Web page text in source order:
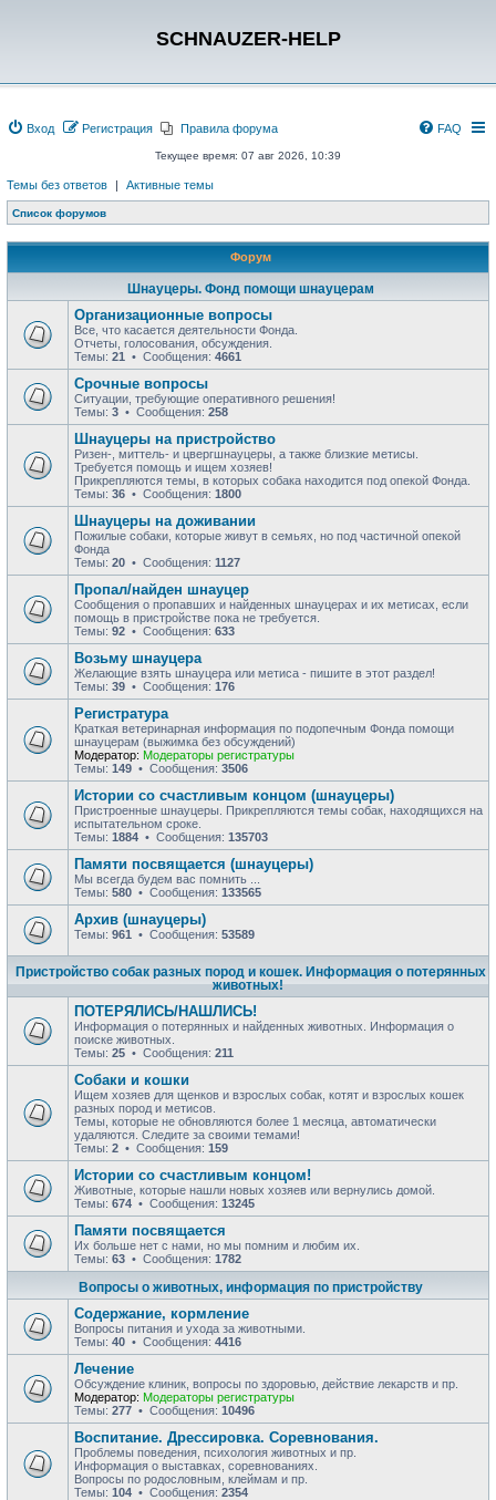
SCHNAUZER-HELP
Вход Регистрация Правила форума FAQ
Текущее время: 07 авг 2026, 10:39
Темы без ответов | Активные темы
Список форумов
Форум
Шнауцеры. Фонд помощи шнауцерам
Организационные вопросы
Все, что касается деятельности Фонда.
Отчеты, голосования, обсуждения.
Темы: 21 • Сообщения: 4661
Срочные вопросы
Ситуации, требующие оперативного решения!
Темы: 3 • Сообщения: 258
Шнауцеры на пристройство
Ризен-, миттель- и цвергшнауцеры, а также близкие метисы.
Требуется помощь и ищем хозяев!
Прикрепляются темы, в которых собака находится под опекой Фонда.
Темы: 36 • Сообщения: 1800
Шнауцеры на доживании
Пожилые собаки, которые живут в семьях, но под частичной опекой
Фонда
Темы: 20 • Сообщения: 1127
Пропал/найден шнауцер
Сообщения о пропавших и найденных шнауцерах и их метисах, если
помощь в пристройстве пока не требуется.
Темы: 92 • Сообщения: 633
Возьму шнауцера
Желающие взять шнауцера или метиса - пишите в этот раздел!
Темы: 39 • Сообщения: 176
Регистратура
Краткая ветеринарная информация по подопечным Фонда помощи
шнауцерам (выжимка без обсуждений)
Модератор: Модераторы регистратуры
Темы: 149 • Сообщения: 3506
Истории со счастливым концом (шнауцеры)
Пристроенные шнауцеры. Прикрепляются темы собак, находящихся на
испытательном сроке.
Темы: 1884 • Сообщения: 135703
Памяти посвящается (шнауцеры)
Мы всегда будем вас помнить ...
Темы: 580 • Сообщения: 133565
Архив (шнауцеры)
Темы: 961 • Сообщения: 53589
Пристройство собак разных пород и кошек. Информация о потерянных
животных!
ПОТЕРЯЛИСЬ/НАШЛИСЬ!
Информация о потерянных и найденных животных. Информация о
поиске животных.
Темы: 25 • Сообщения: 211
Собаки и кошки
Ищем хозяев для щенков и взрослых собак, котят и взрослых кошек
разных пород и метисов.
Темы, которые не обновляются более 1 месяца, автоматически
удаляются. Следите за своими темами!
Темы: 2 • Сообщения: 159
Истории со счастливым концом!
Животные, которые нашли новых хозяев или вернулись домой.
Темы: 674 • Сообщения: 13245
Памяти посвящается
Их больше нет с нами, но мы помним и любим их.
Темы: 63 • Сообщения: 1782
Вопросы о животных, информация по пристройству
Содержание, кормление
Вопросы питания и ухода за животными.
Темы: 40 • Сообщения: 4416
Лечение
Обсуждение клиник, вопросы по здоровью, действие лекарств и пр.
Модератор: Модераторы регистратуры
Темы: 277 • Сообщения: 10496
Воспитание. Дрессировка. Соревнования.
Проблемы поведения, психология животных и пр.
Информация о выставках, соревнованиях.
Вопросы по родословным, клеймам и пр.
Темы: 104 • Сообщения: 2354